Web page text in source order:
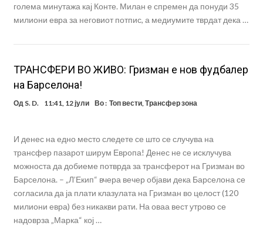
голема минутажа кај Конте. Милан е спремен да понуди 35
милиони евра за неговиот потпис, а медиумите тврдат дека …
ТРАНСФЕРИ ВО ЖИВО: Гризман е нов фудбалер
на Барселона!
Од S. D. 11:41, 12 јули Во : Топ вести, Трансфер зона
И денес на едно место следете се што се случува на
трансфер пазарот ширум Европа! Денес не се исклучува
можноста да добиеме потврда за трансферот на Гризман во
Барселона. – „Л’Екип“ вчера вечер објави дека Барселона се
согласила да ја плати клазулата на Гризман во целост (120
милиони евра) без никакви рати. На оваа вест утрово се
надоврза „Марка“ кој …